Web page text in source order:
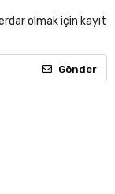
olmak için kayıt
Gönder